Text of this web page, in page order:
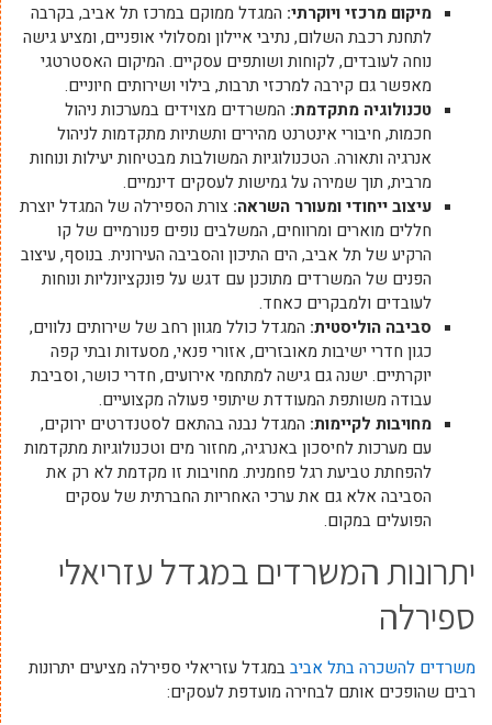
מיקום מרכזי ויוקרתי: המגדל ממוקם במרכז תל אביב, בקרבה
לתחנת רכבת השלום, נתיבי איילון ומסלולי אופניים, ומציע גישה
נוחה לעובדים, לקוחות ושותפים עסקיים. המיקום האסטרטגי
מאפשר גם קירבה למרכזי תרבות, בילוי ושירותים חיוניים.
טכנולוגיה מתקדמת: המשרדים מצוידים במערכות ניהול
חכמות, חיבורי אינטרנט מהירים ותשתיות מתקדמות לניהול
אנרגיה ותאורה. הטכנולוגיות המשולבות מבטיחות יעילות ונוחות
מרבית, תוך שמירה על גמישות לעסקים דינמיים.
עיצוב ייחודי ומעורר השראה: צורת הספירלה של המגדל יוצרת
חללים מוארים ומרווחים, המשלבים נופים פנורמיים של קו
הרקיע של תל אביב, הים התיכון והסביבה העירונית. בנוסף, עיצוב
הפנים של המשרדים מתוכנן עם דגש על פונקציונליות ונוחות
לעובדים ולמבקרים כאחד.
סביבה הוליסטית: המגדל כולל מגוון רחב של שירותים נלווים,
כגון חדרי ישיבות מאובזרים, אזורי פנאי, מסעדות ובתי קפה
יוקרתיים. ישנה גם גישה למתחמי אירועים, חדרי כושר, וסביבת
עבודה משותפת המעודדת שיתופי פעולה מקצועיים.
מחויבות לקיימות: המגדל נבנה בהתאם לסטנדרטים ירוקים,
עם מערכות לחיסכון באנרגיה, מחזור מים וטכנולוגיות מתקדמות
להפחתת טביעת רגל פחמנית. מחויבות זו מקדמת לא רק את
הסביבה אלא גם את ערכי האחריות החברתית של עסקים
הפועלים במקום.
יתרונות המשרדים במגדל עזריאלי
ספירלה
משרדים להשכרה בתל אביבבמגדל עזריאלי ספירלה מציעים יתרונות
רבים שהופכים אותם לבחירה מועדפת לעסקים: